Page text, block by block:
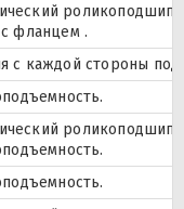
фланцем .
с каждой стороны